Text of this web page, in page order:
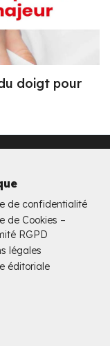
doigt pour
de confidentialité
de Cookies –
RGPD
légales
éditoriale